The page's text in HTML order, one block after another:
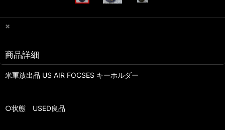
×
商品詳細
米軍放出品 US AIR FOCSES キーホルダー
○状態 USED良品